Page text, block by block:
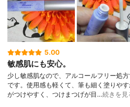
5.00
敏感肌にも安心。
少し敏感肌なので、アルコールフリー処
です。使用感も軽くて、筆も細く塗りや
がつけやすく、つけまつげが目…続きを見